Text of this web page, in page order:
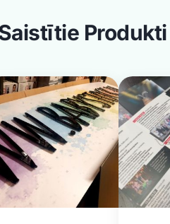
Produkti